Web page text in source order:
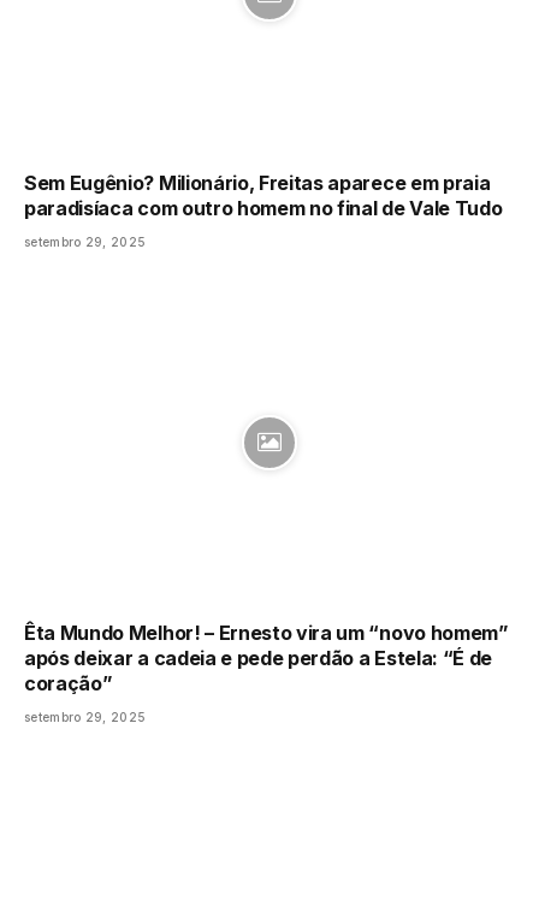
Sem Eugênio? Milionário, Freitas aparece em praia
paradisíaca com outro homem no final de Vale Tudo
setembro 29, 2025
Êta Mundo Melhor! – Ernesto vira um “novo homem”
após deixar a cadeia e pede perdão a Estela: “É de
coração”
setembro 29, 2025